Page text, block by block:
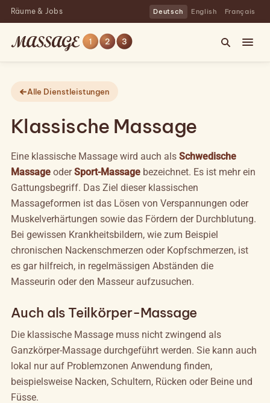
Räume & Jobs Deutsch English Français
Alle Dienstleistungen
Klassische Massage
Eine klassische Massage wird auch als Schwedische
Massage oderSport-Massage bezeichnet. Es ist mehr ein
Gattungsbegriff. Das Ziel dieser klassischen
Massageformen ist das Lösen von Verspannungen oder
Muskelverhärtungen sowie das Fördern der Durchblutung.
Bei gewissen Krankheitsbildern, wie zum Beispiel
chronischen Nackenschmerzen oder Kopfschmerzen, ist
es gar hilfreich, in regelmässigen Abständen die
Masseurin oder den Masseur aufzusuchen.
Auch als Teilkörper-Massage
Die klassische Massage muss nicht zwingend als
Ganzkörper-Massage durchgeführt werden. Sie kann auch
lokal nur auf Problemzonen Anwendung finden,
beispielsweise Nacken, Schultern, Rücken oder Beine und
Füsse.